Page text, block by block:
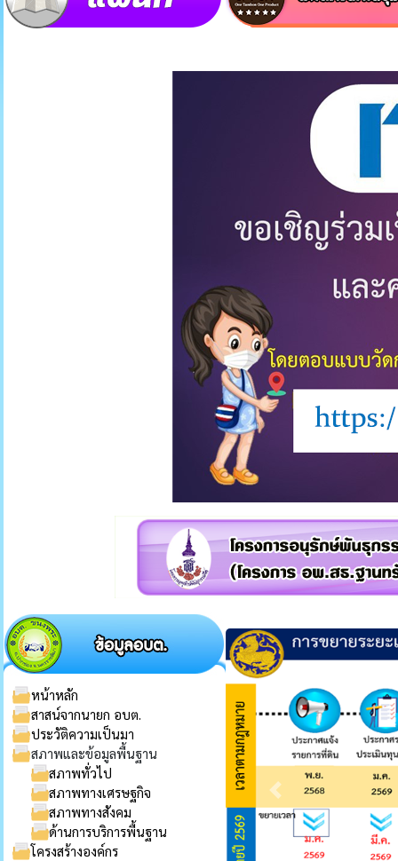
หน้าหลัก
สาสน์จากนายก อบต.
ประวัติความเป็นมา
สภาพและข้อมูลพื้นฐาน
สภาพทั่วไป
สภาพทางเศรษฐกิจ
สภาพทางสังคม
ด้านการบริการพื้นฐาน
โครงสร้างองค์กร